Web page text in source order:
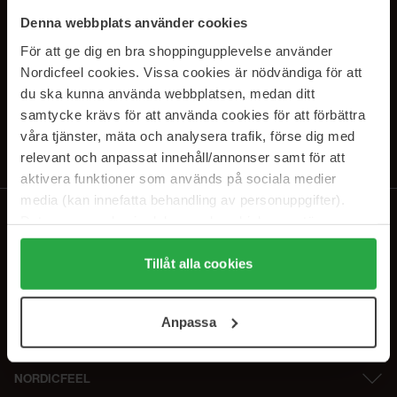
Denna webbplats använder cookies
För att ge dig en bra shoppingupplevelse använder
Nordicfeel cookies. Vissa cookies är nödvändiga för att
du ska kunna använda webbplatsen, medan ditt
samtycke krävs för att använda cookies för att förbättra
våra tjänster, mäta och analysera trafik, förse dig med
relevant och anpassat innehåll/annonser samt för att
aktivera funktioner som används på sociala medier
media (kan innefatta behandling av personuppgifter).
Genom att trycka på "Tillåt alla cookies" accepterar du
alla cookies, medan du under "Detaljer" kan anpassa
användningen av cookies. Du kan när som helst återkalla
samt vår Integritetspolicy.
Tillåt alla cookies
Anpassa
SUBSCRIBE TO OUR
NEWSLETTER
Sähköposti
Tilaamalla hyväksyttietosuojakäytäntömme. Peruuta tilaus milloin
NORDICFEEL